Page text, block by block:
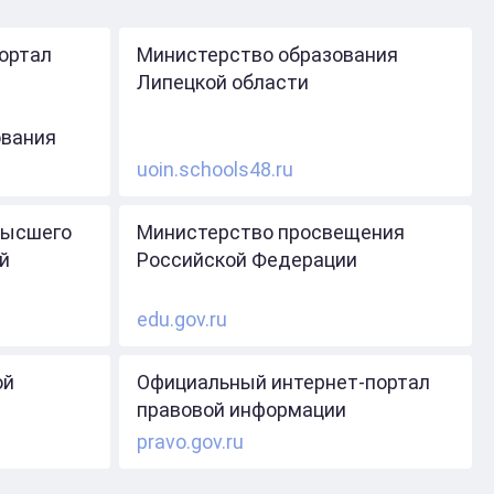
Министерство образования
Липецкой области
uoin.schools48.ru
Министерство просвещения
Российской Федерации
edu.gov.ru
Официальный интернет-портал
правовой информации
pravo.gov.ru